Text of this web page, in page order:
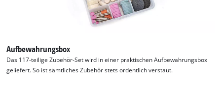
Aufbewahrungsbox
Das 117-teilige Zubehör-Set wird in einer praktischen Aufbewahrungsbox
geliefert. So ist sämtliches Zubehör stets ordentlich verstaut.